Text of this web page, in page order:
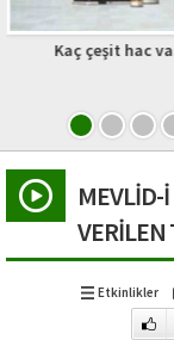
MEVLİD-
VERİLEN
Etkinlikler